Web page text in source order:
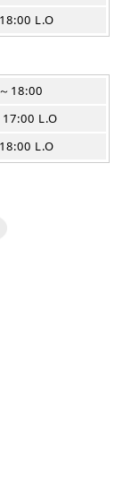
L.O
18:00
L.O
L.O